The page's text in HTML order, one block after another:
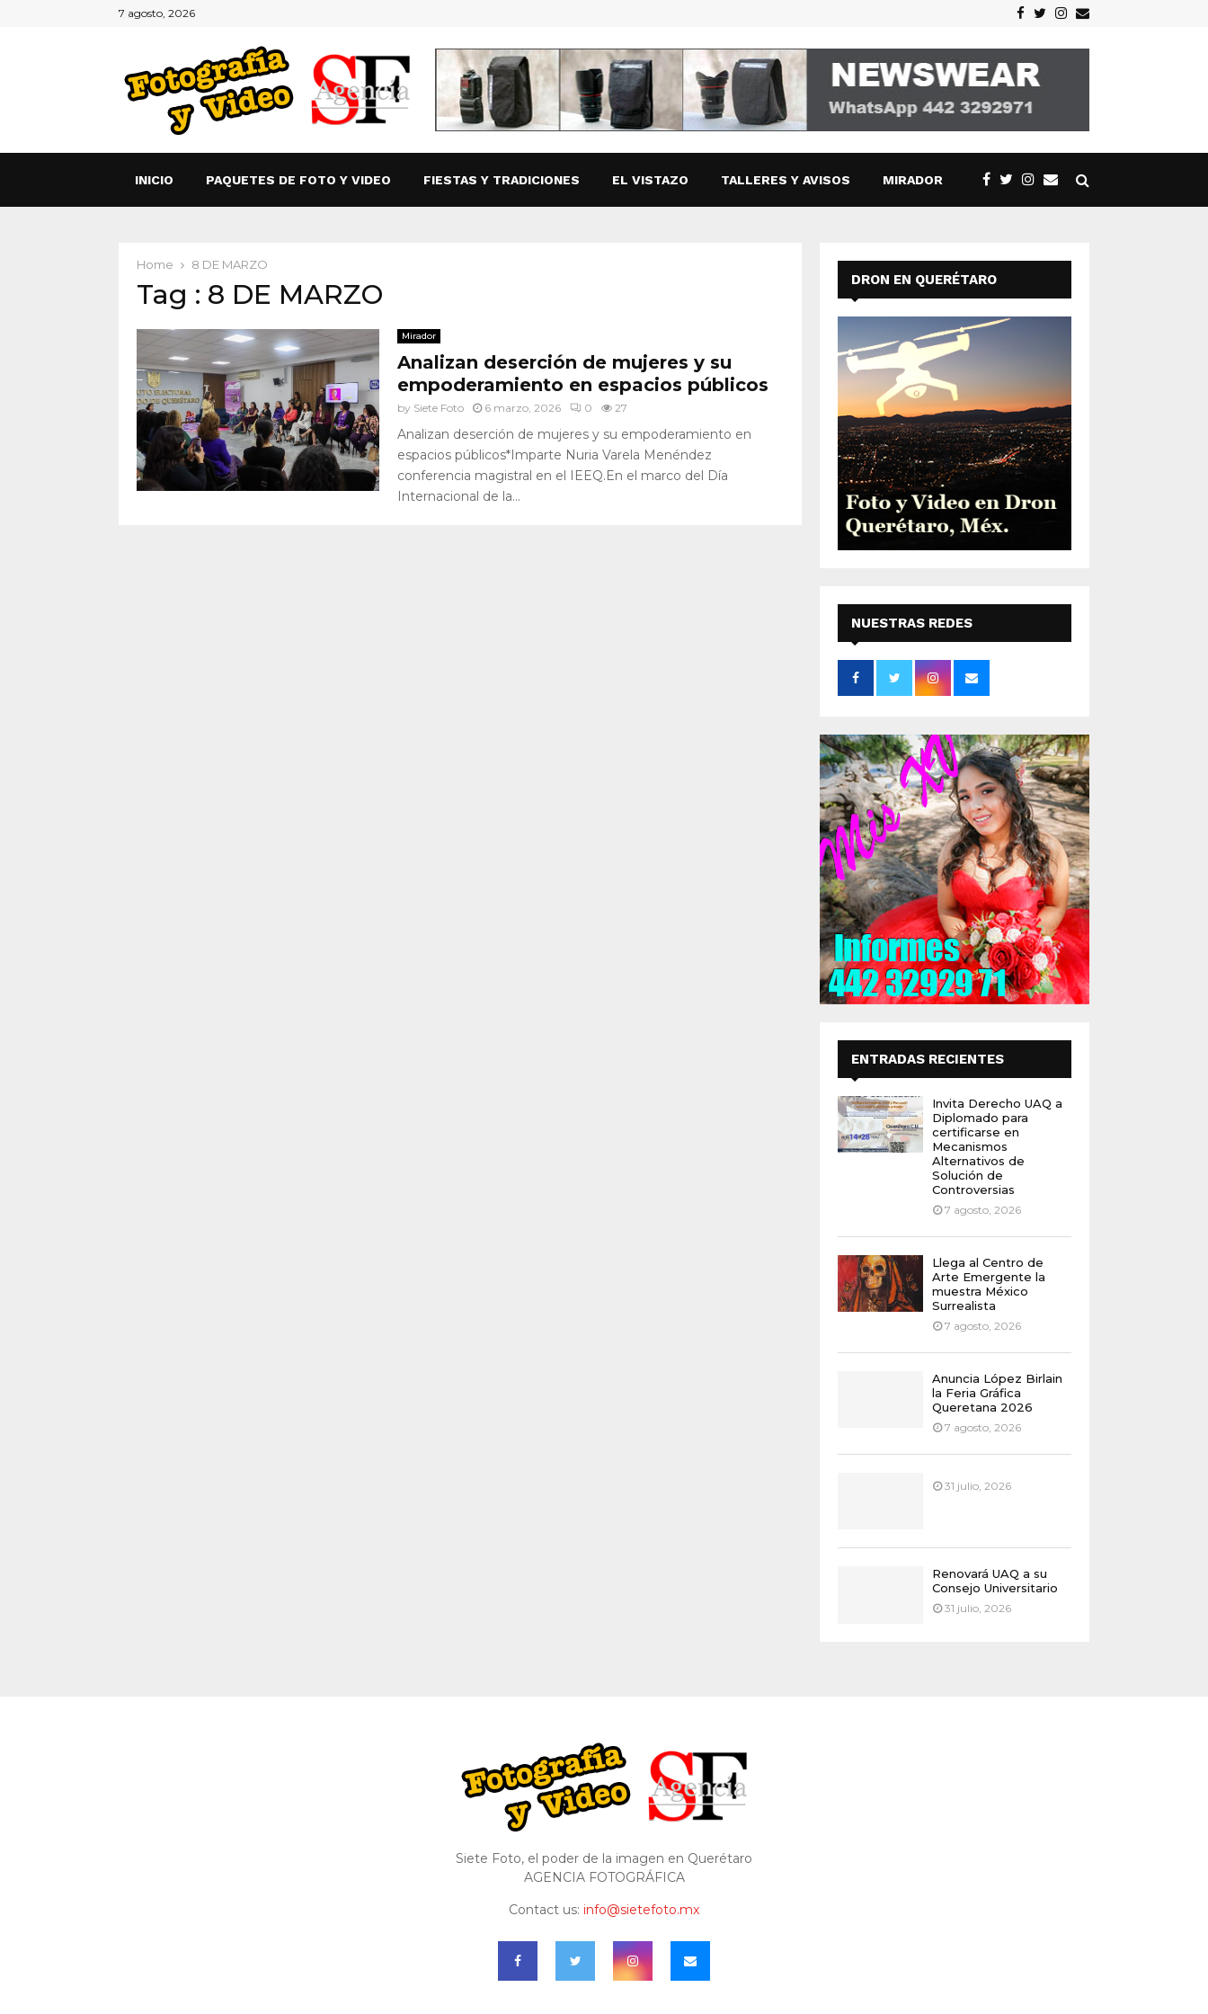
7 agosto, 2026 Facebook
TwitterInstagram
Email
INICIO PAQUETES DE FOTO Y VIDEO FIESTAS Y TRADICIONES EL VISTAZO TALLERES Y AVISOS MIRADOR
Home 8 DE MARZO
Tag : 8 DE MARZO
Mirador
Analizan deserción de mujeres y su
empoderamiento en espacios públicos
by Siete Foto 6 marzo, 2026 0 27
Analizan deserción de mujeres y su empoderamiento en
espacios públicos*Imparte Nuria Varela Menéndez
conferencia magistral en el IEEQ.En el marco del Día
Internacional de la...
DRON EN QUERÉTARO
NUESTRAS REDES
SOCIALES
ENTRADAS RECIENTES
Invita Derecho UAQ a
Diplomado para
certificarse en
Mecanismos
Alternativos de
Solución de
Controversias
7 agosto, 2026
Llega al Centro de
Arte Emergente la
muestra México
Surrealista
7 agosto, 2026
Anuncia López Birlain
la Feria Gráfica
Queretana 2026
7 agosto, 2026
31 julio, 2026
Renovará UAQ a su
Consejo Universitario
31 julio, 2026
Siete Foto, el poder de la imagen en Querétaro
AGENCIA FOTOGRÁFICA
Contact us: info@sietefoto.mx